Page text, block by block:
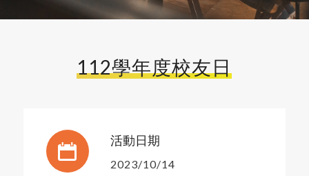
112學年度校友日
活動日期
2023/10/14